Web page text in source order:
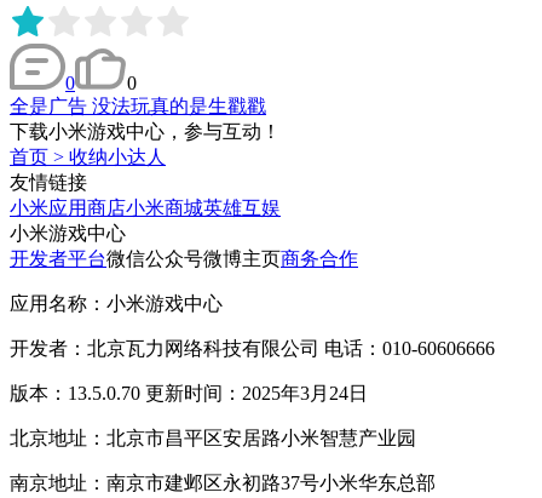
0
0
全是广告 没法玩真的是生戳戳
下载小米游戏中心，参与互动！
首页 > 收纳小达人
友情链接
小米应用商店小米商城英雄互娱
小米游戏中心
开发者平台微信公众号微博主页商务合作
应用名称：小米游戏中心
开发者：北京瓦力网络科技有限公司 电话：010-60606666
版本：13.5.0.70 更新时间：2025年3月24日
北京地址：北京市昌平区安居路小米智慧产业园
南京地址：南京市建邺区永初路37号小米华东总部